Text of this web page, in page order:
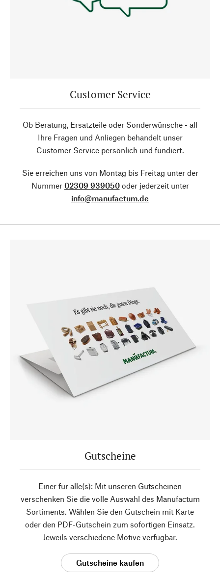
Customer Service
Ob Beratung, Ersatzteile oder Sonderwünsche - all
Ihre Fragen und Anliegen behandelt unser
Customer Service persönlich und fundiert.
Sie erreichen uns von Montag bis Freitag unter der
Nummer 02309 939050oder jederzeit unter
info@manufactum.de
Gutscheine
Einer für alle(s): Mit unseren Gutscheinen
verschenken Sie die volle Auswahl des Manufactum
Sortiments. Wählen Sie den Gutschein mit Karte
oder den PDF-Gutschein zum sofortigen Einsatz.
Jeweils verschiedene Motive verfügbar.
Gutscheine kaufen